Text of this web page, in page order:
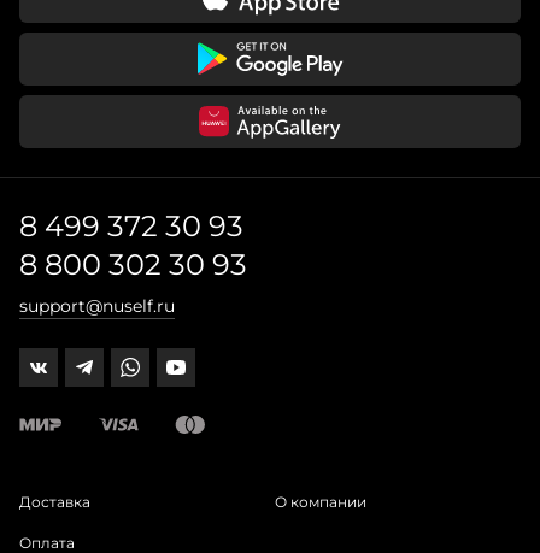
8 499 372 30 93
8 800 302 30 93
support@nuself.ru
Доставка
Оплата
О компании